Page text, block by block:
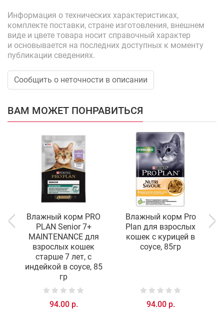
Информация о технических характеристиках,
комплекте поставки, стране изготовления, внешнем
виде и цвете товара носит справочный характер
и основывается на последних доступных к моменту
публикации сведениях.
Сообщить о неточности в описании
ВАМ МОЖЕТ ПОНРАВИТЬСЯ
Влажный корм PRO
PLAN Senior 7+
MAINTENANCE для
взрослых кошек
старше 7 лет, с
индейкой в соусе, 85
гр
94.00 р.
Влажный корм Pro
Plan для взрослых
кошек с курицей в
соусе, 85гр
94.00 р.